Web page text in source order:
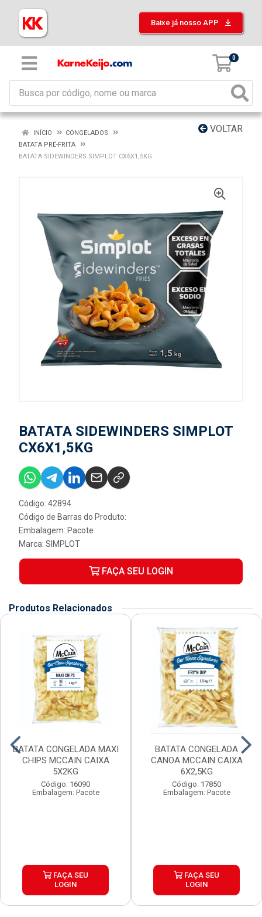
Baixe já nosso APP
0
VOLTAR
INÍCIO
CONGELADOS
BATATA PRÉ-FRITA
BATATA SIDEWINDERS SIMPLOT CX6X1,5KG
BATATA SIDEWINDERS SIMPLOT
CX6X1,5KG
Código: 42894
Código de Barras do Produto:
Embalagem: Pacote
Marca: SIMPLOT
FAÇA SEU LOGIN
Produtos Relacionados
BATATA CONGELADA MAXI
CHIPS MCCAIN CAIXA
5X2KG
Código: 16090
Embalagem: Pacote
FAÇA SEU
LOGIN
BATATA CONGELADA
CANOA MCCAIN CAIXA
6X2,5KG
Código: 17850
Embalagem: Pacote
FAÇA SEU
LOGIN